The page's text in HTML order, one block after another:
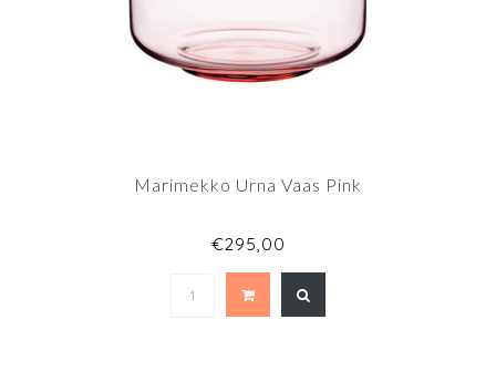
Marimekko Urna Vaas Pink
€295,00